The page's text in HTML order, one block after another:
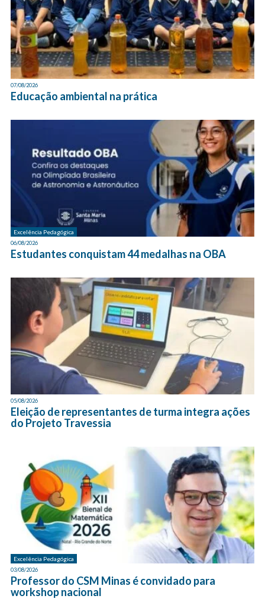
07/08/2026
Educação ambiental na prática
Excelência Pedagógica
06/08/2026
Estudantes conquistam 44 medalhas na OBA
05/08/2026
Eleição de representantes de turma integra ações
do Projeto Travessia
Excelência Pedagógica
03/08/2026
Professor do CSM Minas é convidado para
workshop nacional